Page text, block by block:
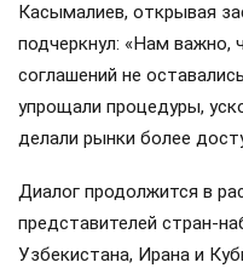
Касымалиев, открывая
подчеркнул: «Нам важно,
соглашений не
упрощали процедуры,
делали рынки более
Диалог продолжится в
представителей стран-
Узбекистана, Ирана и